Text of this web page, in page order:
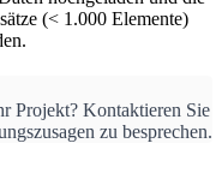
(< 1.000 Elemente)
Projekt? Kontaktieren Sie
zu besprechen.